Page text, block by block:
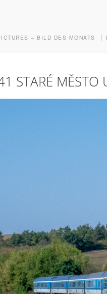
– BILD DES MONATS
STARÉ MĚSTO